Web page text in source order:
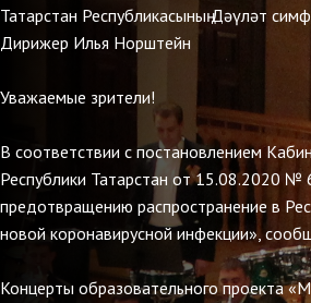
Татарстан Республикасының Дәүләт
Дирижер Илья Норштейн
Уважаемые зрители!
В соответствии с постановлением
Республики Татарстан от 15.08.2020 №
предотвращению распространение в
новой коронавирусной инфекции»,
Концерты образовательного проекта